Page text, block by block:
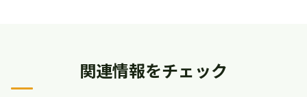
関連情報をチェック